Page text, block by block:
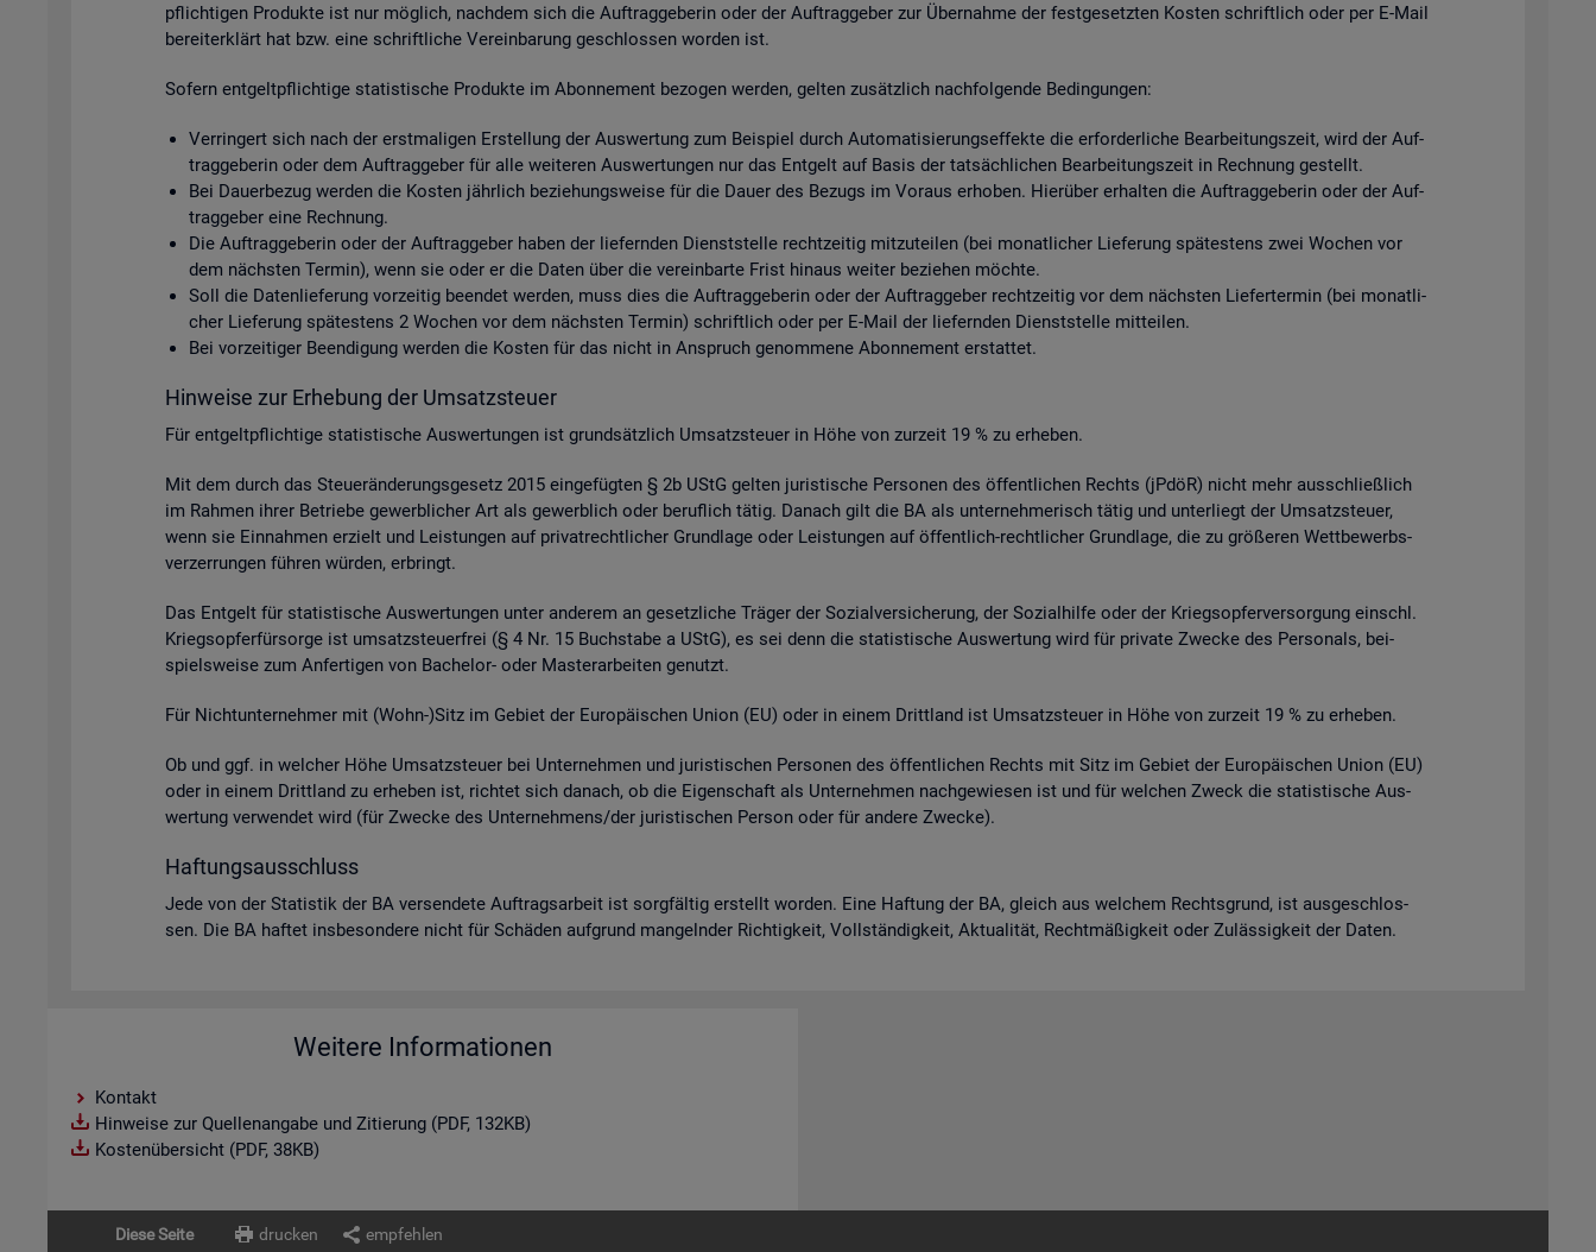
pflich­ti­gen Pro­duk­te ist nur mög­lich, nach­dem sich die Auf­trag­ge­be­rin oder der Auf­trag­ge­ber zur Über­nah­me der fest­ge­setz­ten Kos­ten schrift­lich oder per E-Mail
be­reit­er­klärt hat bzw. eine schrift­li­che Ver­ein­ba­rung ge­schlos­sen wor­den ist.
So­fern ent­gelt­pflich­ti­ge sta­tis­ti­sche Pro­duk­te im Abon­ne­ment be­zo­gen wer­den, gel­ten zu­sätz­lich nach­fol­gen­de Be­din­gun­gen:
Ver­rin­gert sich nach der erst­ma­li­gen Er­stel­lung der Aus­wer­tung zum Bei­spiel durch Au­to­ma­ti­sie­rungs­ef­fek­te die er­for­der­li­che Be­ar­bei­tungs­zeit, wird der Auf­
trag­ge­be­rin oder dem Auf­trag­ge­ber für alle wei­te­ren Aus­wer­tun­gen nur das Ent­gelt auf Basis der tat­säch­li­chen Be­ar­bei­tungs­zeit in Rech­nung ge­stellt.
Bei Dau­er­be­zug wer­den die Kos­ten jähr­lich be­zie­hungs­wei­se für die Dauer des Be­zugs im Vor­aus er­ho­ben. Hier­über er­hal­ten die Auf­trag­ge­be­rin oder der Auf­
trag­ge­ber eine Rech­nung.
Die Auf­trag­ge­be­rin oder der Auf­trag­ge­ber haben der lie­fern­den Dienst­stel­le recht­zei­tig mit­zu­tei­len (bei mo­nat­li­cher Lie­fe­rung spä­tes­tens zwei Wo­chen vor
dem nächs­ten Ter­min), wenn sie oder er die Daten über die ver­ein­bar­te Frist hin­aus wei­ter be­zie­hen möch­te.
Soll die Da­ten­lie­fe­rung vor­zei­tig be­en­det wer­den, muss dies die Auf­trag­ge­be­rin oder der Auf­trag­ge­ber recht­zei­tig vor dem nächs­ten Lie­fer­ter­min (bei mo­nat­li­
cher Lie­fe­rung spä­tes­tens 2 Wo­chen vor dem nächs­ten Ter­min) schrift­lich oder per E-Mail der lie­fern­den Dienst­stel­le mit­tei­len.
Bei vor­zei­ti­ger Be­en­di­gung wer­den die Kos­ten für das nicht in An­spruch ge­nom­me­ne Abon­ne­ment er­stat­tet.
Hin­wei­se zur Er­he­bung der Um­satz­steu­er
Für ent­gelt­pflich­ti­ge sta­tis­ti­sche Aus­wer­tun­gen ist grund­sätz­lich Um­satz­steu­er in Höhe von zur­zeit 19 % zu er­he­ben.
Mit dem durch das Steu­er­än­de­rungs­ge­setz 2015 ein­ge­füg­ten § 2b UStG gel­ten ju­ris­ti­sche Per­so­nen des öf­fent­li­chen Rechts (jPdöR) nicht mehr aus­schlie­ß­lich
im Rah­men ihrer Be­trie­be ge­werb­li­cher Art als ge­werb­lich oder be­ruf­lich tätig. Da­nach gilt die BA als un­ter­neh­me­risch tätig und un­ter­liegt der Um­satz­steu­er,
wenn sie Ein­nah­men er­zielt und Leis­tun­gen auf pri­vat­recht­li­cher Grund­la­ge oder Leis­tun­gen auf öf­fent­lich-recht­li­cher Grund­la­ge, die zu grö­ße­ren Wett­be­werbs­
ver­zer­run­gen füh­ren wür­den, er­bringt.
Das Ent­gelt für sta­tis­ti­sche Aus­wer­tun­gen unter an­de­rem an ge­setz­li­che Trä­ger der So­zi­al­ver­si­che­rung, der So­zi­al­hil­fe oder der Kriegs­op­fer­ver­sor­gung einschl.
Kriegs­op­fer­für­sor­ge ist um­satz­steu­er­frei (§ 4 Nr. 15 Buch­sta­be a UStG), es sei denn die sta­tis­ti­sche Aus­wer­tung wird für pri­va­te Zwe­cke des Per­so­nals, bei­
spiels­wei­se zum An­fer­ti­gen von Ba­che­lor- oder Mas­ter­ar­bei­ten ge­nutzt.
Für Nicht­un­ter­neh­mer mit (Wohn-)Sitz im Ge­biet der Eu­ro­päi­schen Union (EU) oder in einem Dritt­land ist Um­satz­steu­er in Höhe von zur­zeit 19 % zu er­he­ben.
Ob und ggf. in wel­cher Höhe Um­satz­steu­er bei Un­ter­neh­men und ju­ris­ti­schen Per­so­nen des öf­fent­li­chen Rechts mit Sitz im Ge­biet der Eu­ro­päi­schen Union (EU)
oder in einem Dritt­land zu er­he­ben ist, rich­tet sich da­nach, ob die Ei­gen­schaft als Un­ter­neh­men nach­ge­wie­sen ist und für wel­chen Zweck die sta­tis­ti­sche Aus­
wer­tung ver­wen­det wird (für Zwe­cke des Un­ter­neh­mens/der ju­ris­ti­schen Per­son oder für an­de­re Zwe­cke).
Haf­tungs­aus­schluss
Jede von der Sta­tis­tik der BA ver­sen­de­te Auf­trags­ar­beit ist sorg­fäl­tig er­stellt wor­den. Eine Haf­tung der BA, gleich aus wel­chem Rechts­grund, ist aus­ge­schlos­
sen. Die BA haf­tet ins­be­son­de­re nicht für Schä­den auf­grund man­geln­der Rich­tig­keit, Voll­stän­dig­keit, Ak­tua­li­tät, Recht­mä­ßig­keit oder Zu­läs­sig­keit der Daten.
Weitere Informationen
Kontakt
Hinweise zur Quellenangabe und Zitierung (PDF, 132KB)
Kostenübersicht (PDF, 38KB)
Diese Seite drucken empfehlen